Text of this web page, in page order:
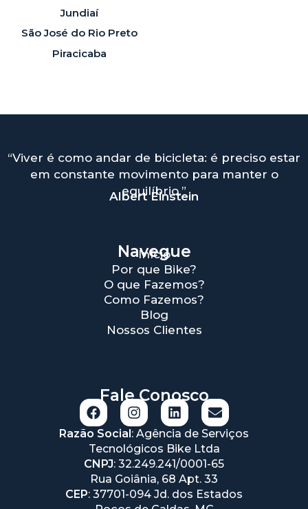
Jundiaí
São José do Rio Preto
Piracicaba
“Viver é como andar de bicicleta: é preciso estar
em constante movimento para manter o
equilíbrio.”
Albert Einstein
Navegue
Início
Por que Bike?
O que Fazemos?
Como Fazemos?
Blog
Nossos Clientes
Fale Conosco
F
a
c
e
b
o
o
k
I
n
s
t
a
g
r
a
L
i
n
k
e
d
i
n
E
n
v
e
l
o
p
e
Razão Social: Agência de Serviços
Tecnológicos Bike Ltda
CNPJ: 32.249.241/0001-65
Rua Goiânia, 68 Apt. 33
CEP: 37701-094 Jd. dos Estados